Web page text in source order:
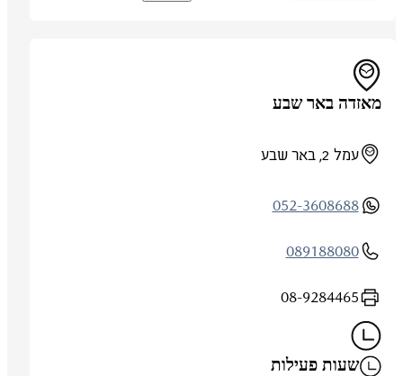
מאזדה באר שבע
עמל 2, באר שבע
052-3608688
089188080
08-9284465
שעות פעילות